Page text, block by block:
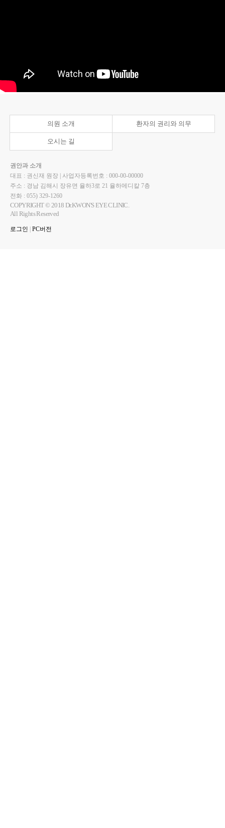
의원 소개 환자의 권리와 의무
오시는 길
권안과 소개
대표 : 권신재 원장 | 사업자등록번호 : 000-00-00000
주소 : 경남 김해시 장유면 율하3로 21 율하메디칼 7층
전화 : 055) 329-1260
COPYRIGHT © 2018 Dr.KWON'S EYE CLINIC.
All Rights Reserved
로그인 PC버전